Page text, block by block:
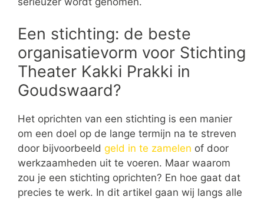
Een stichting: de beste
organisatievorm voor Stichting
Theater Kakki Prakki in
Goudswaard?
Het oprichten van een stichting is een manier
om een doel op de lange termijn na te streven
door bijvoorbeeld geld in te zamelen of door
werkzaamheden uit te voeren. Maar waarom
zou je een stichting oprichten? En hoe gaat dat
precies te werk. In dit artikel gaan wij langs alle